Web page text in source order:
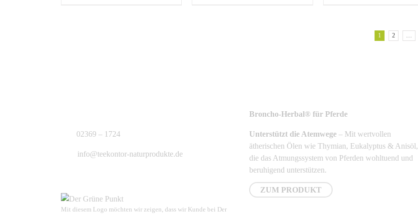
1 2 …
02369 – 1724
info@teekontor-naturprodukte.de
Mit diesem Logo möchten wir zeigen, dass wir Kunde bei Der
Broncho-Herbal® für Pferde
Unterstützt die Atemwege – Mit wertvollen
ätherischen Ölen wie Thymian, Eukalyptus & Anisöl,
die das Atmungssystem von Pferden wohltuend und
beruhigend unterstützen.
ZUM PRODUKT